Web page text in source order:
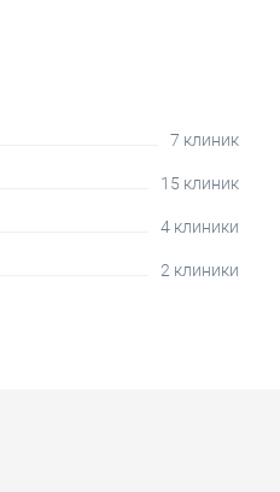
7 клиник
15 клиник
4 клиники
2 клиники